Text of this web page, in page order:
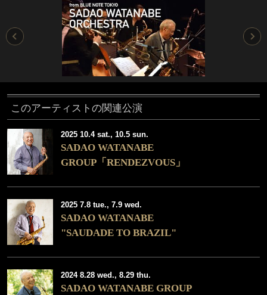
このアーティストの関連公演
2025 10.4 sat., 10.5 sun.
SADAO WATANABE
GROUP「RENDEZVOUS」
2025 7.8 tue., 7.9 wed.
SADAO WATANABE
"SAUDADE TO BRAZIL"
2024 8.28 wed., 8.29 thu.
SADAO WATANABE GROUP